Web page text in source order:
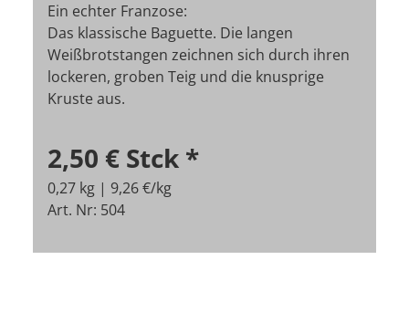
Ein echter Franzose:
Das klassische Baguette. Die langen
Weißbrotstangen zeichnen sich durch ihren
lockeren, groben Teig und die knusprige
Kruste aus.
2,50 € Stck *
0,27 kg | 9,26 €/kg
Art. Nr: 504